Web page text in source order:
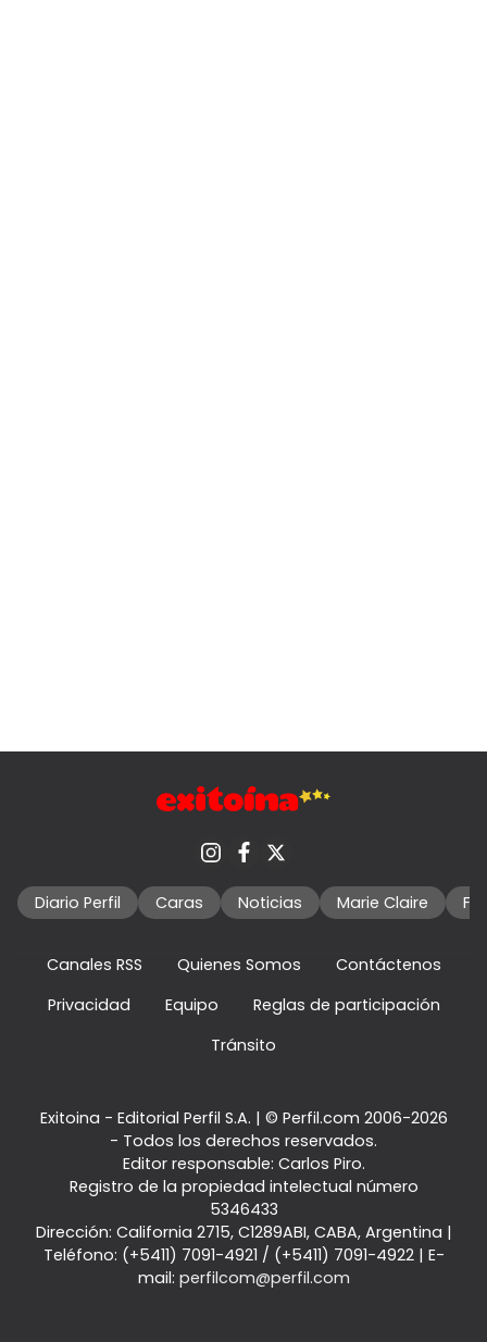
Diario Perfil Caras Noticias Marie Claire
Canales RSS Quienes Somos
Contáctenos
Privacidad
Equipo
Reglas de participación
Tránsito
Exitoina - Editorial Perfil S.A. | © Perfil.com 2006-2026
- Todos los derechos reservados.
Editor responsable: Carlos Piro.
Registro de la propiedad intelectual número
5346433
Dirección: California 2715, C1289ABI, CABA, Argentina |
Teléfono: (+5411) 7091-4921 / (+5411) 7091-4922| E-
mail: perfilcom@perfil.com